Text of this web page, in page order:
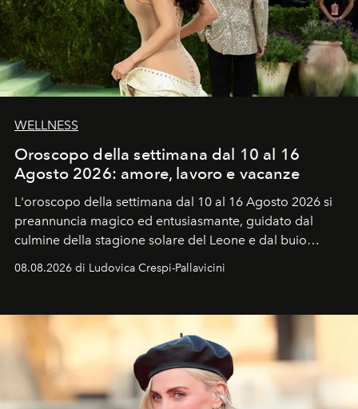
WELLNESS
Oroscopo della settimana dal 10 al 16
Agosto 2026: amore, lavoro e vacanze
L'oroscopo della settimana dal 10 al 16 Agosto 2026 si
preannuncia magico ed entusiasmante, guidato dal
culmine della stagione solare del Leone e dal buio
favorevole della Luna nuova in Leone del 12 agosto,
ideale per la notte delle Perseidi.
08.08.2026 di Ludovica Crespi-Pallavicini